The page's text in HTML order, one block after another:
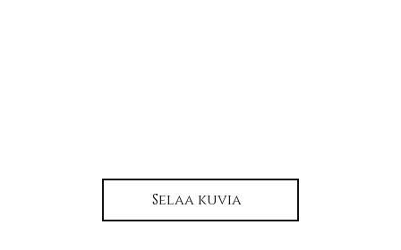
Selaa kuvia